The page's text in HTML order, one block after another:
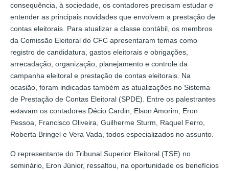
consequência, à sociedade, os contadores precisam estudar e
entender as principais novidades que envolvem a prestação de
contas eleitorais. Para atualizar a classe contábil, os membros
da Comissão Eleitoral do CFC apresentaram temas como
registro de candidatura, gastos eleitorais e obrigações,
arrecadação, organização, planejamento e controle da
campanha eleitoral e prestação de contas eleitorais. Na
ocasião, foram indicadas também as atualizações no Sistema
de Prestação de Contas Eleitoral (SPDE). Entre os palestrantes
estavam os contadores Décio Cardin, Elson Amorim, Eron
Pessoa, Francisco Oliveira, Guilherme Sturm, Raquel Ferro,
Roberta Bringel e Vera Vada, todos especializados no assunto.
O representante do Tribunal Superior Eleitoral (TSE) no
seminário, Eron Júnior, ressaltou, na oportunidade os benefícios